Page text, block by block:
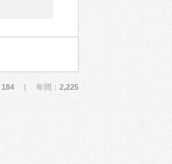
184 | 年間： 2,225